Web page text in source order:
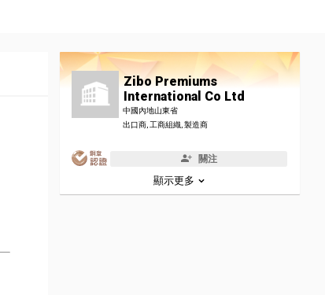
Zibo Premiums
International Co Ltd
中國內地山東省
出口商, 工商組織, 製造商
關注
顯示更多